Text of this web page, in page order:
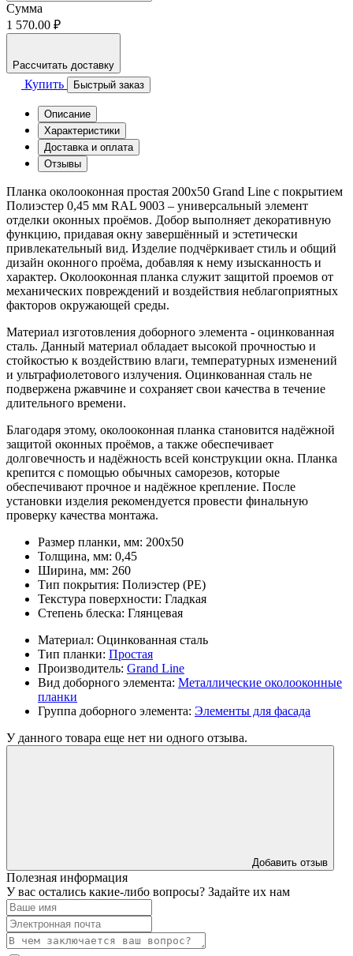
Сумма
1 570.00 ₽
Рассчитать доставку
Купить Быстрый заказ
Описание
Характеристики
Доставка и оплата
Отзывы
Планка околооконная простая 200x50 Grand Line с покрытием
Полиэстер 0,45 мм RAL 9003 – универсальный элемент
отделки оконных проёмов. Добор выполняет декоративную
функцию, придавая окну завершённый и эстетически
привлекательный вид. Изделие подчёркивает стиль и общий
дизайн оконного проёма, добавляя к нему изысканность и
характер. Околооконная планка служит защитой проемов от
механических повреждений и воздействия неблагоприятных
факторов окружающей среды.
Материал изготовления доборного элемента - оцинкованная
сталь. Данный материал обладает высокой прочностью и
стойкостью к воздействию влаги, температурных изменений
и ультрафиолетового излучения. Оцинкованная сталь не
подвержена ржавчине и сохраняет свои качества в течение
длительного времени.
Благодаря этому, околооконная планка становится надёжной
защитой оконных проёмов, а также обеспечивает
долговечность и надёжность всей конструкции окна. Планка
крепится с помощью обычных саморезов, которые
обеспечивают прочное и надёжное крепление. После
установки изделия рекомендуется провести финальную
проверку качества монтажа.
Размер планки, мм: 200х50
Толщина, мм: 0,45
Ширина, мм: 260
Тип покрытия: Полиэстер (PE)
Текстура поверхности: Гладкая
Степень блеска: Глянцевая
Материал: Оцинкованная сталь
Тип планки: Простая
Производитель: Grand Line
Вид доборного элемента: Металлические околооконные
планки
Группа доборного элемента: Элементы для фасада
У данного товара еще нет ни одного отзыва.
Добавить отзыв
Полезная информация
У вас остались какие-либо вопросы? Задайте их нам